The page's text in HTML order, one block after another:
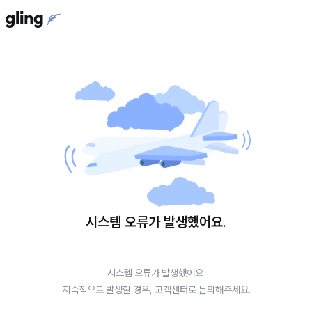
시스템 오류가 발생했어요.
시스템 오류가 발생했어요.
지속적으로 발생할 경우, 고객센터로 문의해주세요.